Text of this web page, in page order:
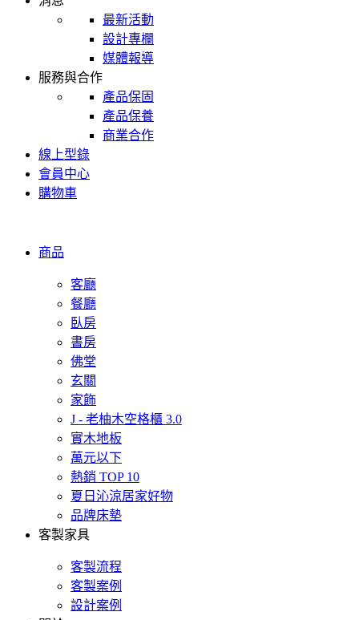
最新活動
設計專欄
媒體報導
服務與合作
產品保固
產品保養
商業合作
線上型錄
會員中心
購物車
商品
客廳
餐廳
臥房
書房
佛堂
玄關
家飾
J - 老柚木空格櫃 3.0
實木地板
萬元以下
熱銷 TOP 10
夏日沁涼居家好物
品牌床墊
客製家具
客製流程
客製案例
設計案例